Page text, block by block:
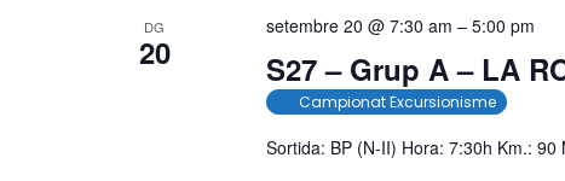
DG
20 S27 – Grup A – LA
setembre 20 @ 7:30 am – 5:00 pm
Campionat Excursionisme
Sortida: BP (N-II) Hora: 7:30h Km.: